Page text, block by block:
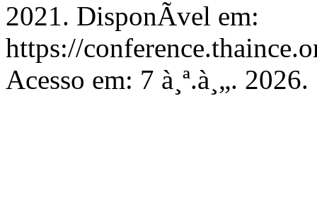
2021. DisponÃ­vel em:
https://
Acesso em: 7 à¸ª.à¸„. 2026.